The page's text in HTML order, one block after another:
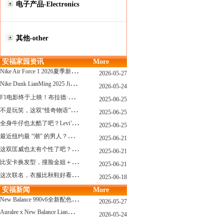
电子产品-Electronics
其他-other
安福家园资讯 More
N
ike Air Force 1 2026夏季新配色惊艳登场！经典鞋型焕发新生！ 2026-05-27
N
ike Dunk LianMing 2025 JingDian XieXing ZaiCi HuiGui 2026-05-24
F
1电影终于上映！布拉德·皮特与汤姆·克鲁斯，时隔31年红毯重逢！ 2025-06-25
不
是玩笑，这双“怪奇物语” x Nike Dunk 本该6年前就发售！ 2025-06-25
全
身牛仔也太酷了吧？Levi’s x Nike 联名三件套来了！ 2025-06-25
最
近纽约最 “潮” 的男人？布拉德·皮特这波时髦变身有点猛 2025-06-21
这
双匡威也太有个性了吧？TOYA HORIUCHI联名登场！ 2025-06-21
比
安卡换发型，撞脸金姐＋朱莉？ 2025-06-21
这
次联名，衣服比秋鞋好看？Nike x Patta 最新系列登场 2025-06-18
安福新闻 More
N
ew Balance 990v6全新配色发布！总统慢跑鞋再续传奇！ 2026-05-27
A
uralee x New Balance LianMing Kuang Re Bu Jian 2026-05-24